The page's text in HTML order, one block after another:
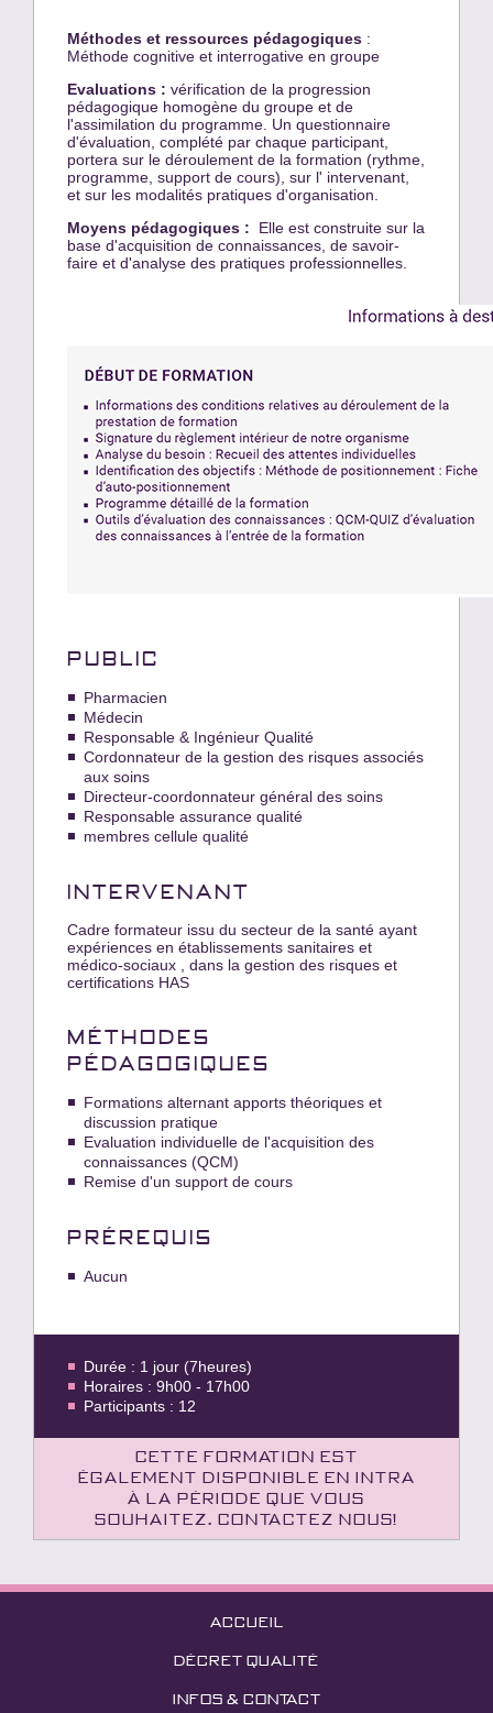
Méthodes et ressources pédagogiques :
Méthode cognitive et interrogative en groupe
Evaluations : vérification de la progression
pédagogique homogène du groupe et de
l'assimilation du programme. Un questionnaire
d'évaluation, complété par chaque participant,
portera sur le déroulement de la formation (rythme,
programme, support de cours), sur l' intervenant,
et sur les modalités pratiques d'organisation.
Moyens pédagogiques :
Elle est construite sur la
base d'acquisition de connaissances, de savoir-
faire et d'analyse des pratiques professionnelles.
PUBLIC
Pharmacien
Médecin
Responsable & Ingénieur Qualité
Cordonnateur de la gestion des risques associés
aux soins
Directeur-coordonnateur général des soins
Responsable assurance qualité
membres cellule qualité
INTERVENANT
Cadre formateur issu du secteur de la santé ayant
expériences en établissements sanitaires et
médico-sociaux , dans la gestion des risques et
certifications HAS
MÉTHODES
PÉDAGOGIQUES
Formations alternant apports théoriques et
discussion pratique
Evaluation individuelle de l'acquisition des
connaissances (QCM)
Remise d'un support de cours
PRÉREQUIS
Aucun
Durée : 1 jour (7heures)
Horaires : 9h00 - 17h00
Participants : 12
Cette formation est
également disponible en intra
à la période que vous
souhaitez. Contactez nous!
ACCUEIL
DÉCRET QUALITÉ
INFOS & CONTACT